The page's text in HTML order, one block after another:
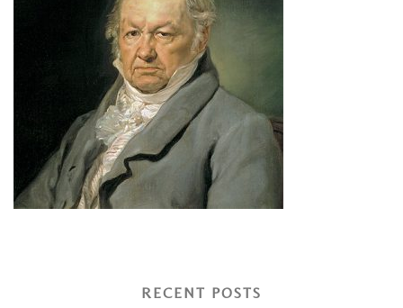
RECENT POSTS